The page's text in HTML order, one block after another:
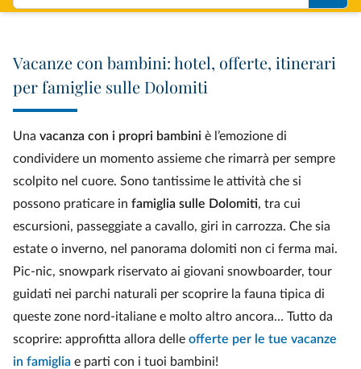
Vacanze con bambini: hotel, offerte, itinerari
per famiglie sulle Dolomiti
Una vacanza con i propri bambini è l’emozione di
condividere un momento assieme che rimarrà per sempre
scolpito nel cuore. Sono tantissime le attività che si
possono praticare in famiglia sulle Dolomiti, tra cui
escursioni, passeggiate a cavallo, giri in carrozza. Che sia
estate o inverno, nel panorama dolomiti non ci ferma mai.
Pic-nic, snowpark riservato ai giovani snowboarder, tour
guidati nei parchi naturali per scoprire la fauna tipica di
queste zone nord-italiane e molto altro ancora… Tutto da
scoprire: approfitta allora delle offerte per le tue vacanze
in famiglia e parti con i tuoi bambini!